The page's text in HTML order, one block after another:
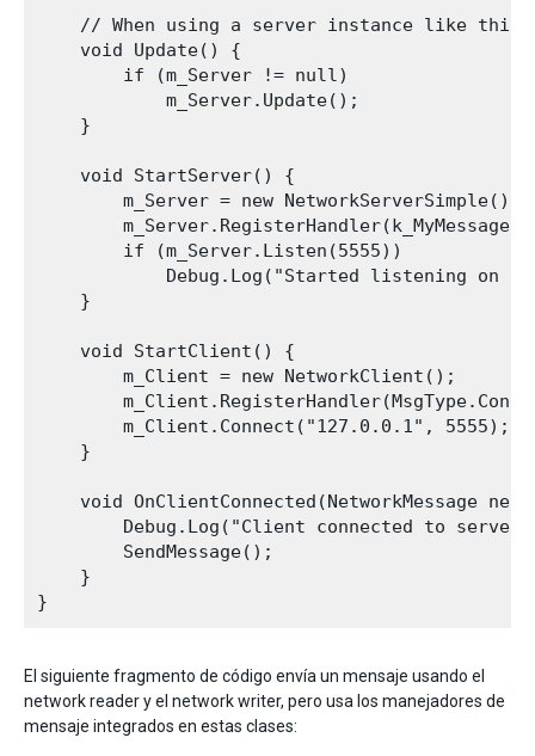
// When using a server instance like this
    void Update() {
        if (m_Server != null)
            m_Server.Update();
    }
    void StartServer() {
        m_Server = new NetworkServerSimple();
m_Server.RegisterHandler(k_MyMessage,
        if (m_Server.Listen(5555))
Debug.Log("Started listening on
    }
    void StartClient() {
        m_Client = new NetworkClient();
        m_Client.Connect("127.0.0.1", 5555);
    }
void OnClientConnected(NetworkMessage
Debug.Log("Client connected to
        SendMessage();
    }
El siguiente fragmento de código envía un mensaje usando el
network reader y el network writer, pero usa los manejadores de
mensaje integrados en estas clases: